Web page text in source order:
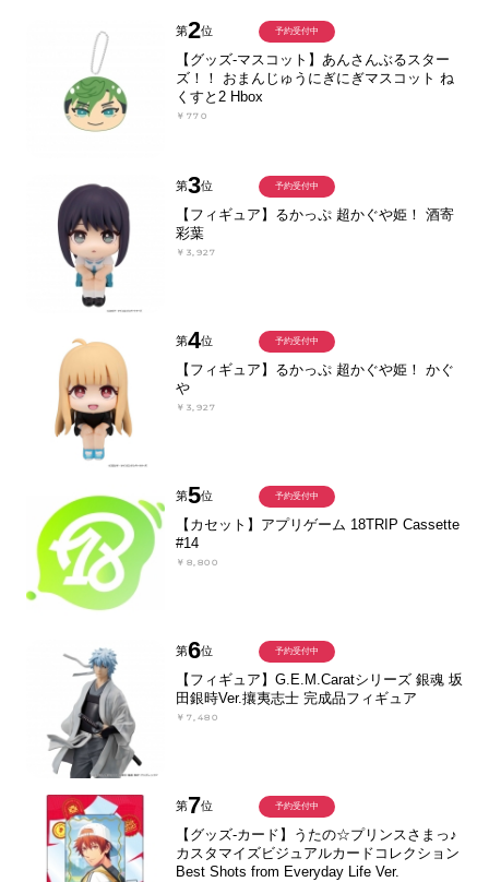
第2位
【グッズ-マスコット】あんさんぶるスター
ズ！！ おまんじゅうにぎにぎマスコット ね
くすと2 Hbox
￥770
予約受付中
第3位
【フィギュア】るかっぷ 超かぐや姫！ 酒寄
彩葉
￥3,927
予約受付中
第4位
【フィギュア】るかっぷ 超かぐや姫！ かぐ
や
￥3,927
予約受付中
第5位
【カセット】アプリゲーム 18TRIP Cassette
#14
￥8,800
予約受付中
第6位
【フィギュア】G.E.M.Caratシリーズ 銀魂 坂
田銀時Ver.攘夷志士 完成品フィギュア
￥7,480
予約受付中
第7位
【グッズ-カード】うたの☆プリンスさまっ♪
カスタマイズビジュアルカードコレクション
Best Shots from Everyday Life Ver.
予約受付中